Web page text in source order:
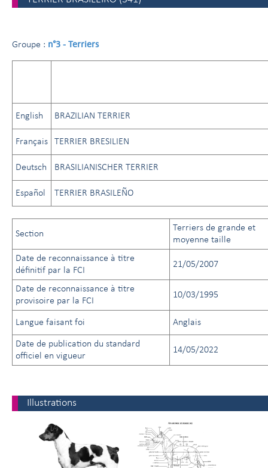
Groupe : n°3 - Terriers
English BRAZILIAN TERRIER
Français TERRIER BRESILIEN
Deutsch BRASILIANISCHER TERRIER
Español TERRIER BRASILEÑO
Section
Terriers de grande et
moyenne taille
Date de reconnaissance à titre
définitif par la FCI
21/05/2007
Date de reconnaissance à titre
provisoire par la FCI
10/03/1995
Langue faisant foi Anglais
Date de publication du standard
officiel en vigueur
14/05/2022
Illustrations